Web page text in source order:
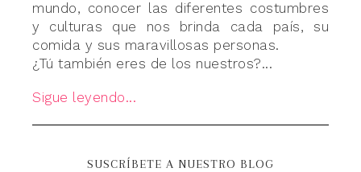
mundo, conocer las diferentes costumbres
y culturas que nos brinda cada país, su
comida y sus maravillosas personas.
¿Tú también eres de los nuestros?...
Sigue leyendo...
SUSCRÍBETE A NUESTRO BLOG